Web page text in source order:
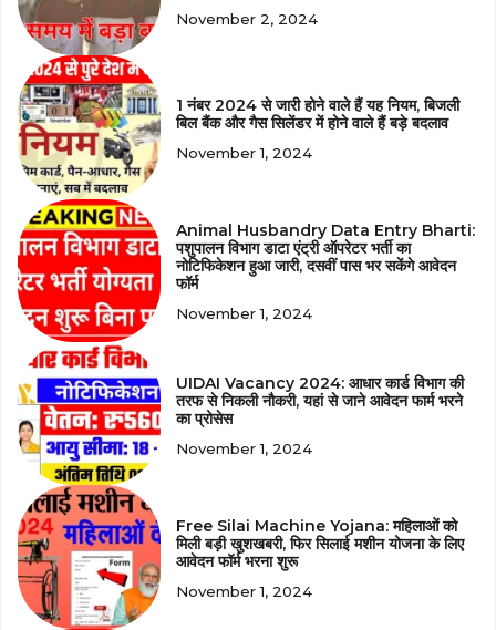
November 2, 2024
1 नंबर 2024 से जारी होने वाले हैं यह नियम, बिजली
बिल बैंक और गैस सिलेंडर में होने वाले हैं बड़े बदलाव
November 1, 2024
Animal Husbandry Data Entry Bharti:
पशुपालन विभाग डाटा एंट्री ऑपरेटर भर्ती का
नोटिफिकेशन हुआ जारी, दसवीं पास भर सकेंगे आवेदन
फॉर्म
November 1, 2024
UIDAI Vacancy 2024: आधार कार्ड विभाग की
तरफ से निकली नौकरी, यहां से जाने आवेदन फार्म भरने
का प्रोसेस
November 1, 2024
Free Silai Machine Yojana: महिलाओं को
मिली बड़ी खुशखबरी, फिर सिलाई मशीन योजना के लिए
आवेदन फॉर्म भरना शुरू
November 1, 2024